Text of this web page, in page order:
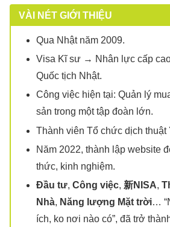
VÀI NÉT GIỚI THIỆU
Qua Nhật năm 2009.
Visa Kĩ sư → Nhân lực cấp
Quốc tịch Nhật.
Công việc hiện tại: Quản lý
sản trong một tập đoàn lớn.
Thành viên Tổ chức dịch thuật
Năm 2022, thành lập website
thức, kinh nghiệm.
Đầu tư, Công việc, 新NISA,
Nhà, Năng lượng Mặt trời…
ích, ko nơi nào có”, đã trở